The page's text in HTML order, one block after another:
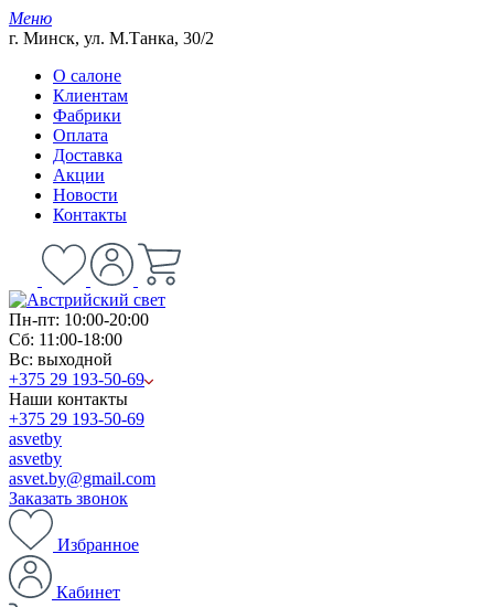
Меню
г. Минск, ул. М.Танка, 30/2
О салоне
Клиентам
Фабрики
Оплата
Доставка
Акции
Новости
Контакты
Пн-пт: 10:00-20:00
Сб: 11:00-18:00
Вс: выходной
+375 29 193-50-69
Наши контакты
+375 29 193-50-69
asvetby
asvetby
asvet.by@gmail.com
Заказать звонок
Избранное
Кабинет